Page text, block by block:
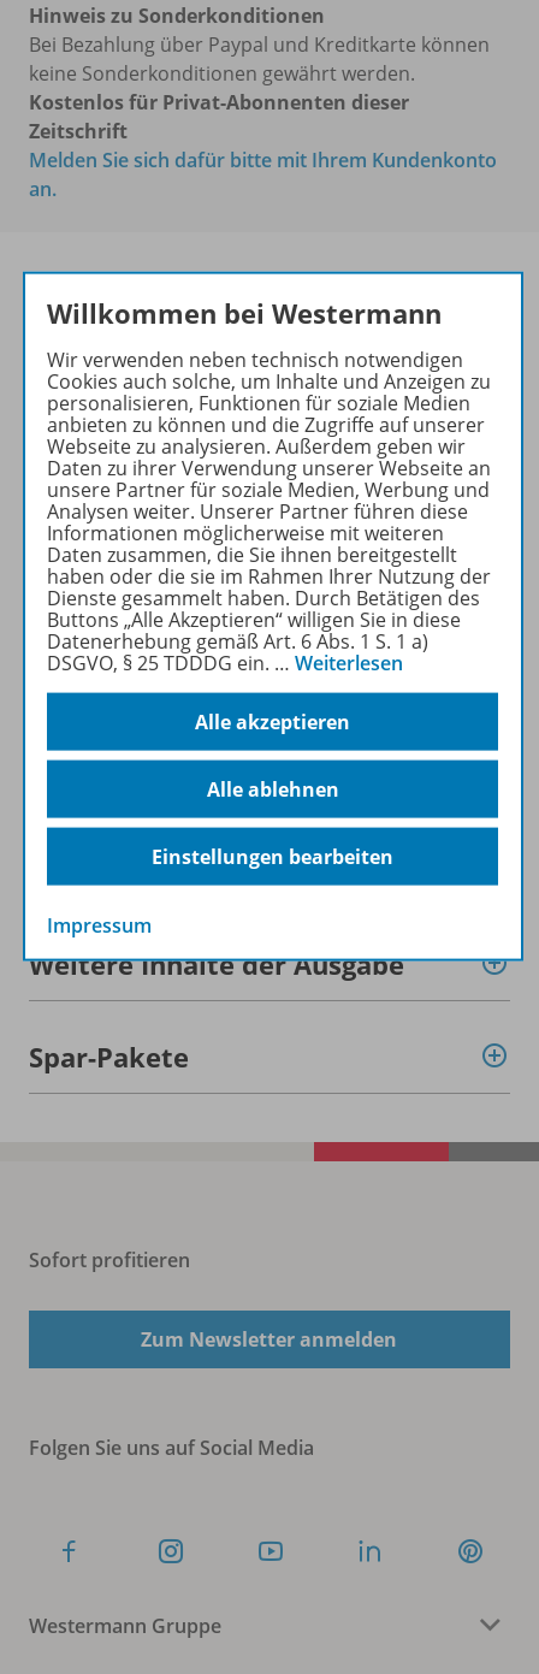
Hinweis zu Sonderkonditionen
Bei Bezahlung über Paypal und Kreditkarte können
keine Sonderkonditionen gewährt werden.
Kostenlos für Privat-Abonnenten dieser
Zeitschrift
Melden Sie sich dafür bitte mit Ihrem Kundenkonto
an.
Die führende Zeitschrift für
die Unterrichtspraxis!
Ihr Wegweiser zu den
wichtigsten Seiten von PRAXIS
GEOGRAPHIE:
zu den Abo-Angeboten
zum Zeitschriftenkiosk
zum Online-Archiv
Mehr zur Zeitschrift
Informationen
Beschreibung
Weitere Inhalte der Ausgabe
Spar-Pakete
Sofort profitieren
Zum Newsletter anmelden
Folgen Sie uns auf Social Media
Westermann Gruppe
Willkommen bei Westermann
Wir verwenden neben technisch notwendigen
Cookies auch solche, um Inhalte und Anzeigen zu
personalisieren, Funktionen für soziale Medien
anbieten zu können und die Zugriffe auf unserer
Webseite zu analysieren. Außerdem geben wir
Daten zu ihrer Verwendung unserer Webseite an
unsere Partner für soziale Medien, Werbung und
Analysen weiter. Unserer Partner führen diese
Informationen möglicherweise mit weiteren
Daten zusammen, die Sie ihnen bereitgestellt
haben oder die sie im Rahmen Ihrer Nutzung der
Dienste gesammelt haben. Durch Betätigen des
Buttons „Alle Akzeptieren“ willigen Sie in diese
Datenerhebung gemäß Art. 6 Abs. 1 S. 1 a)
DSGVO, § 25 TDDDG ein. … Weiterlesen
Alle akzeptieren
Alle ablehnen
Einstellungen bearbeiten
Impressum